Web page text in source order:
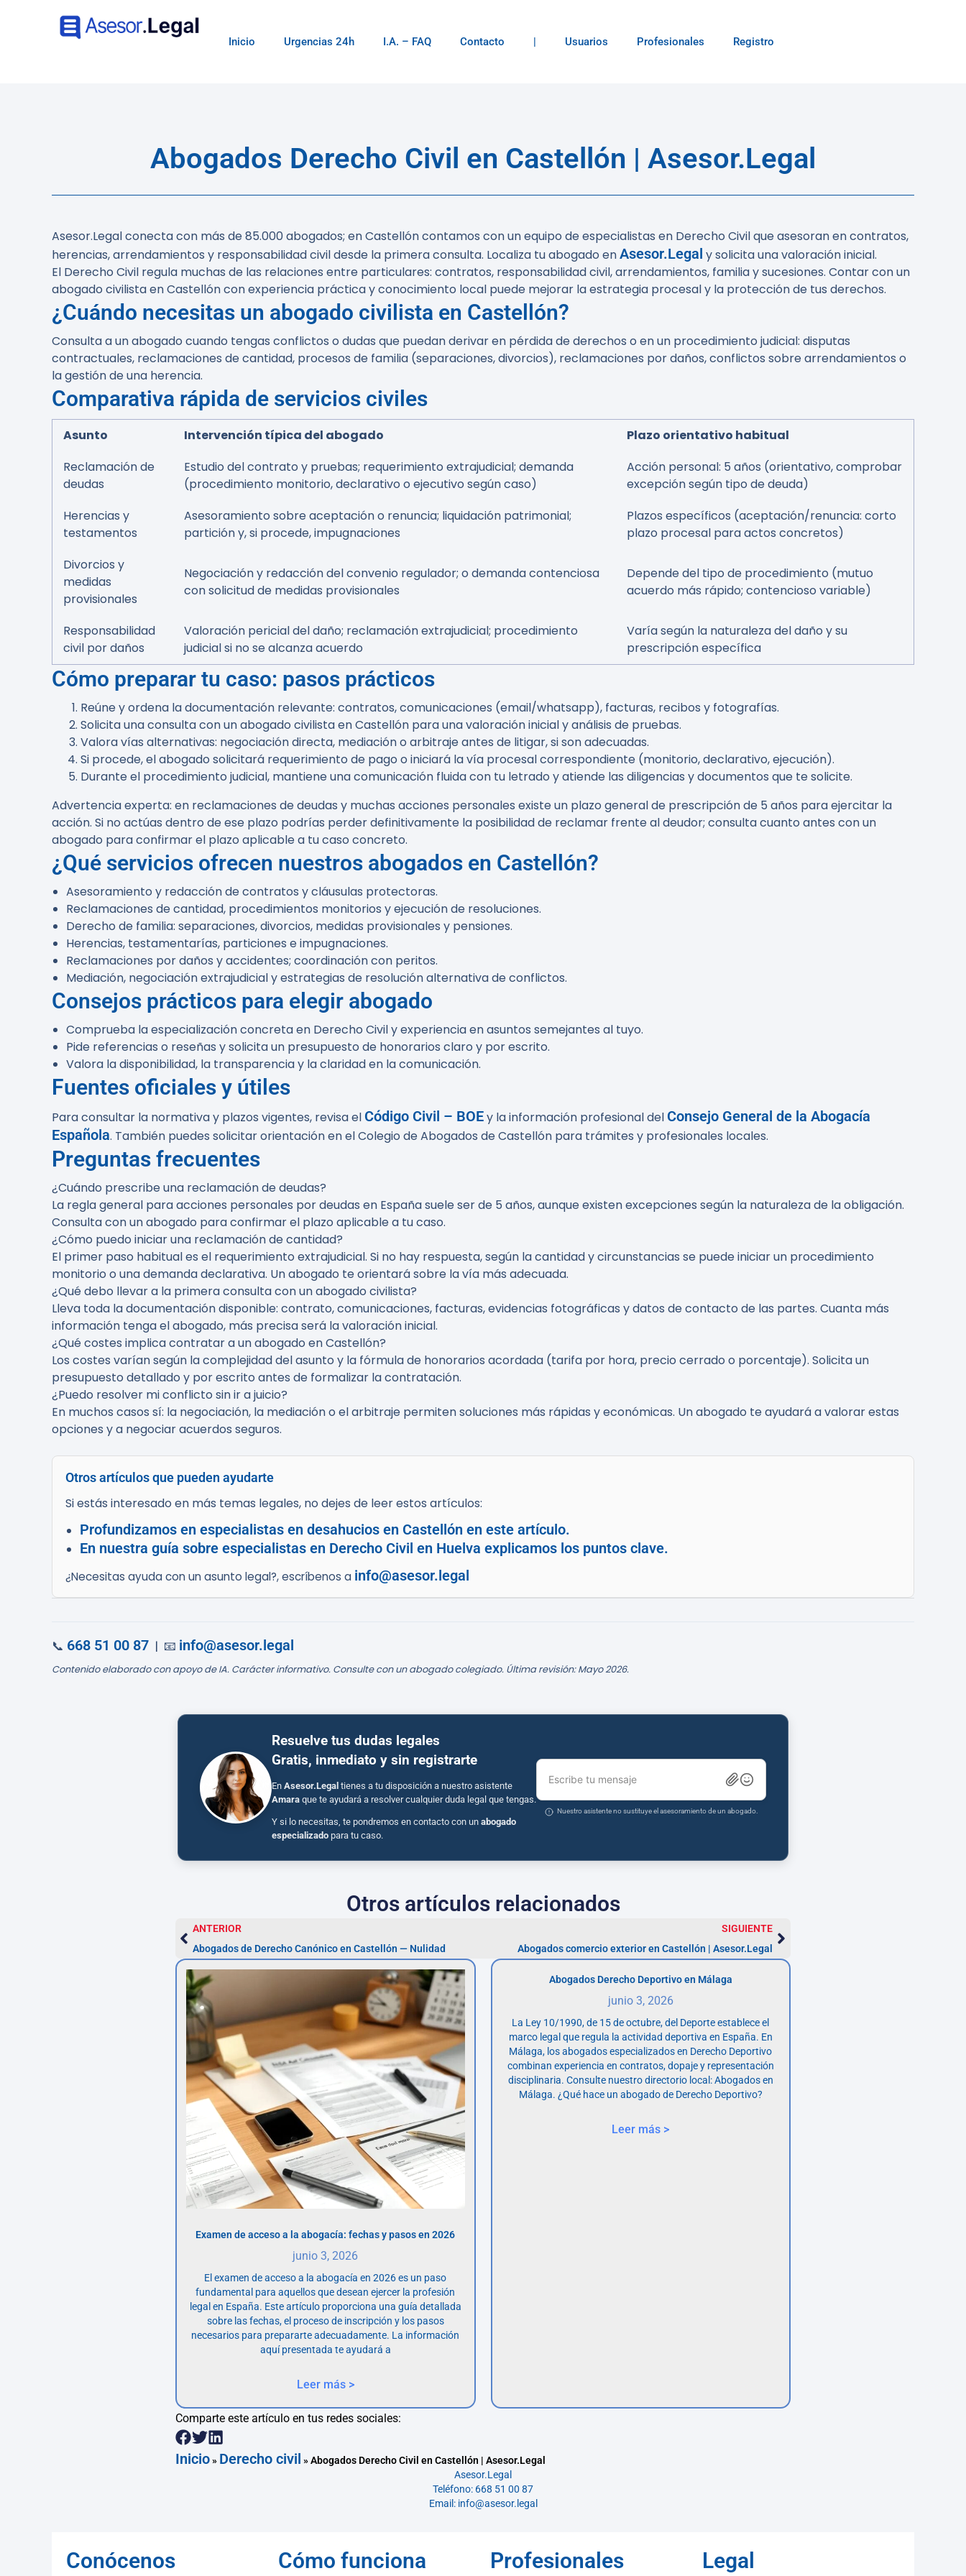
Inicio Urgencias 24h I.A. – FAQ Contacto | Usuarios Profesionales Registro
Abogados Derecho Civil en Castellón | Asesor.Legal
Asesor.Legal conecta con más de 85.000 abogados; en Castellón contamos con un equipo de especialistas en Derecho Civil que asesoran en contratos,
herencias, arrendamientos y responsabilidad civil desde la primera consulta. Localiza tu abogado enAsesor.Legal y solicita una valoración inicial.
El Derecho Civil regula muchas de las relaciones entre particulares: contratos, responsabilidad civil, arrendamientos, familia y sucesiones. Contar con un
abogado civilista en Castellón con experiencia práctica y conocimiento local puede mejorar la estrategia procesal y la protección de tus derechos.
¿Cuándo necesitas un abogado civilista en Castellón?
Consulta a un abogado cuando tengas conflictos o dudas que puedan derivar en pérdida de derechos o en un procedimiento judicial: disputas
contractuales, reclamaciones de cantidad, procesos de familia (separaciones, divorcios), reclamaciones por daños, conflictos sobre arrendamientos o
la gestión de una herencia.
Comparativa rápida de servicios civiles
Asunto Intervención típica del abogado
Plazo orientativo habitual
Reclamación de
deudas
Estudio del contrato y pruebas; requerimiento extrajudicial; demanda
(procedimiento monitorio, declarativo o ejecutivo según caso)
Acción personal: 5 años (orientativo, comprobar
excepción según tipo de deuda)
Herencias y
testamentos
Asesoramiento sobre aceptación o renuncia; liquidación patrimonial;
partición y, si procede, impugnaciones
Plazos específicos (aceptación/renuncia: corto
plazo procesal para actos concretos)
Divorcios y
medidas
provisionales
Negociación y redacción del convenio regulador; o demanda contenciosa
con solicitud de medidas provisionales
Depende del tipo de procedimiento (mutuo
acuerdo más rápido; contencioso variable)
Responsabilidad
civil por daños
Valoración pericial del daño; reclamación extrajudicial; procedimiento
judicial si no se alcanza acuerdo
Varía según la naturaleza del daño y su
prescripción específica
Cómo preparar tu caso: pasos prácticos
Reúne y ordena la documentación relevante: contratos, comunicaciones (email/whatsapp), facturas, recibos y fotografías.
Solicita una consulta con un abogado civilista en Castellón para una valoración inicial y análisis de pruebas.
Valora vías alternativas: negociación directa, mediación o arbitraje antes de litigar, si son adecuadas.
Si procede, el abogado solicitará requerimiento de pago o iniciará la vía procesal correspondiente (monitorio, declarativo, ejecución).
Durante el procedimiento judicial, mantiene una comunicación fluida con tu letrado y atiende las diligencias y documentos que te solicite.
Advertencia experta: en reclamaciones de deudas y muchas acciones personales existe un plazo general de prescripción de 5 años para ejercitar la
acción. Si no actúas dentro de ese plazo podrías perder definitivamente la posibilidad de reclamar frente al deudor; consulta cuanto antes con un
abogado para confirmar el plazo aplicable a tu caso concreto.
¿Qué servicios ofrecen nuestros abogados en Castellón?
Asesoramiento y redacción de contratos y cláusulas protectoras.
Reclamaciones de cantidad, procedimientos monitorios y ejecución de resoluciones.
Derecho de familia: separaciones, divorcios, medidas provisionales y pensiones.
Herencias, testamentarías, particiones e impugnaciones.
Reclamaciones por daños y accidentes; coordinación con peritos.
Mediación, negociación extrajudicial y estrategias de resolución alternativa de conflictos.
Consejos prácticos para elegir abogado
Comprueba la especialización concreta en Derecho Civil y experiencia en asuntos semejantes al tuyo.
Pide referencias o reseñas y solicita un presupuesto de honorarios claro y por escrito.
Valora la disponibilidad, la transparencia y la claridad en la comunicación.
Fuentes oficiales y útiles
Para consultar la normativa y plazos vigentes, revisa el Código Civil – BOEy la información profesional del Consejo General de la Abogacía
Española. También puedes solicitar orientación en el Colegio de Abogados de Castellón para trámites y profesionales locales.
Preguntas frecuentes
¿Cuándo prescribe una reclamación de deudas?
La regla general para acciones personales por deudas en España suele ser de 5 años, aunque existen excepciones según la naturaleza de la obligación.
Consulta con un abogado para confirmar el plazo aplicable a tu caso.
¿Cómo puedo iniciar una reclamación de cantidad?
El primer paso habitual es el requerimiento extrajudicial. Si no hay respuesta, según la cantidad y circunstancias se puede iniciar un procedimiento
monitorio o una demanda declarativa. Un abogado te orientará sobre la vía más adecuada.
¿Qué debo llevar a la primera consulta con un abogado civilista?
Lleva toda la documentación disponible: contrato, comunicaciones, facturas, evidencias fotográficas y datos de contacto de las partes. Cuanta más
información tenga el abogado, más precisa será la valoración inicial.
¿Qué costes implica contratar a un abogado en Castellón?
Los costes varían según la complejidad del asunto y la fórmula de honorarios acordada (tarifa por hora, precio cerrado o porcentaje). Solicita un
presupuesto detallado y por escrito antes de formalizar la contratación.
¿Puedo resolver mi conflicto sin ir a juicio?
En muchos casos sí: la negociación, la mediación o el arbitraje permiten soluciones más rápidas y económicas. Un abogado te ayudará a valorar estas
opciones y a negociar acuerdos seguros.
Otros artículos que pueden ayudarte
Si estás interesado en más temas legales, no dejes de leer estos artículos:
Profundizamos en especialistas en desahucios en Castellón en este artículo.
En nuestra guía sobre especialistas en Derecho Civil en Huelva explicamos los puntos clave.
¿Necesitas ayuda con un asunto legal?, escríbenos a info@asesor.legal
📞 668 51 00 87 | 📧 info@asesor.legal
Contenido elaborado con apoyo de IA. Carácter informativo. Consulte con un abogado colegiado. Última revisión: Mayo 2026.
Resuelve tus dudas legales
Gratis, inmediato y sin registrarte
En Asesor.Legal tienes a tu disposición a nuestro asistente
Amara que te ayudará a resolver cualquier duda legal que tengas.
Y si lo necesitas, te pondremos en contacto con un abogado
especializado para tu caso.
Escribe tu mensaje
Nuestro asistente no sustituye el asesoramiento de un abogado.
Otros artículos relacionados
ANTERIOR
Abogados de Derecho Canónico en Castellón — Nulidad
SIGUIENTE
Abogados comercio exterior en Castellón | Asesor.Legal
Examen de acceso a la abogacía: fechas y pasos en 2026
junio 3, 2026
El examen de acceso a la abogacía en 2026 es un paso
fundamental para aquellos que desean ejercer la profesión
legal en España. Este artículo proporciona una guía detallada
sobre las fechas, el proceso de inscripción y los pasos
necesarios para prepararte adecuadamente. La información
aquí presentada te ayudará a
Leer más >
Abogados Derecho Deportivo en Málaga
junio 3, 2026
La Ley 10/1990, de 15 de octubre, del Deporte establece el
marco legal que regula la actividad deportiva en España. En
Málaga, los abogados especializados en Derecho Deportivo
combinan experiencia en contratos, dopaje y representación
disciplinaria. Consulte nuestro directorio local: Abogados en
Málaga. ¿Qué hace un abogado de Derecho Deportivo?
Leer más >
Comparte este artículo en tus redes sociales:
Inicio» Derecho civil »Abogados Derecho Civil en Castellón | Asesor.Legal
Asesor.Legal
Teléfono: 668 51 00 87
Email: info@asesor.legal
Conócenos Cómo funciona Profesionales Legal